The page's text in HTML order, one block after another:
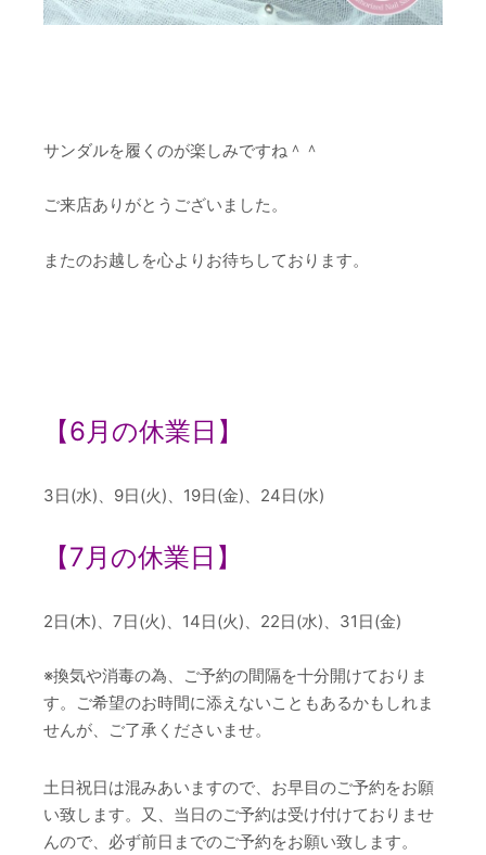
サンダルを履くのが楽しみですね＾＾
ご来店ありがとうございました。
またのお越しを心よりお待ちしております。
【6月の休業日】
3日(水)、9日(火)、19日(金)、24日(水)
【7月の休業日】
2日(木)、7日(火)、14日(火)、22日(水)、31日(金)
※換気や消毒の為、ご予約の間隔を十分開けておりま
す。ご希望のお時間に添えないこともあるかもしれま
せんが、ご了承くださいませ。
土日祝日は混みあいますので、お早目のご予約をお願
い致します。又、当日のご予約は受け付けておりませ
んので、必ず前日までのご予約をお願い致します。